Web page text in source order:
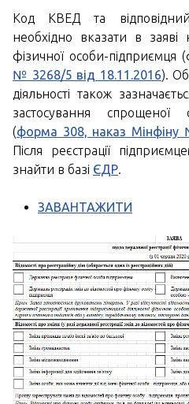
Код КВЕД та
необхідно вказати в
фізичної особи-підприємця
№ 3268/5 від 18.11.2016).
діяльності також
застосування спрощеної
(форма 308, наказ Мінфіну
Після реєстрації
знайти в базі ЄДР.
ЗАВАНТАЖИТИ